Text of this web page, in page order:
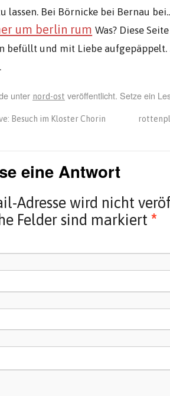
lassen. Bei Börnicke bei Bernau
um berlin rum Was? Diese
befüllt und mit Liebe
unter nord-ost veröffentlicht. Setze ein
Besuch im Kloster Chorin
eine Antwort
Adresse wird nicht
Felder sind markiert *